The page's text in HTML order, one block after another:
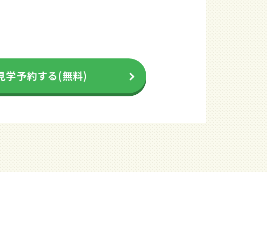
学予約する(無料)